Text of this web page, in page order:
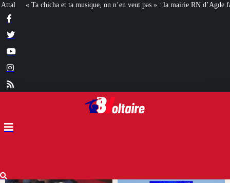
veut pas » : la mairie RN d’Agde face à la meute « antiraciste » La